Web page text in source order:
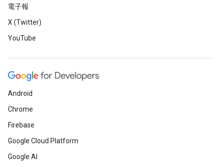
電子報
X (Twitter)
YouTube
Android
Chrome
Firebase
Google Cloud Platform
Google AI